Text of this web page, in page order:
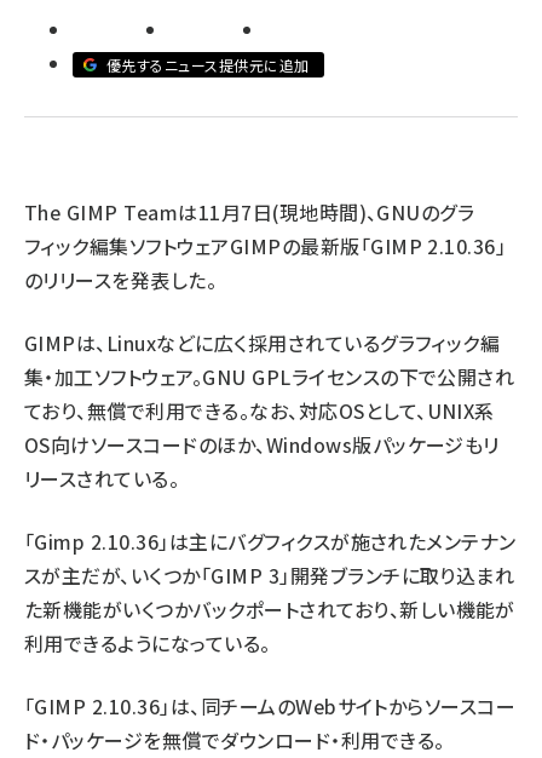
genai (1477)
優先するニュース提供元に追加
The GIMP Teamは11月7日(現地時間)、GNUのグラ
フィック編集ソフトウェアGIMPの最新版「GIMP 2.10.36」
のリリースを発表した。
GIMPは、Linuxなどに広く採用されているグラフィック編
集・加工ソフトウェア。GNU GPLライセンスの下で公開され
ており、無償で利用できる。なお、対応OSとして、UNIX系
OS向けソースコードのほか、Windows版パッケージもリ
リースされている。
「Gimp 2.10.36」は主にバグフィクスが施されたメンテナン
スが主だが、いくつか「GIMP 3」開発ブランチに取り込まれ
た新機能がいくつかバックポートされており、新しい機能が
利用できるようになっている。
「GIMP 2.10.36」は、同チームのWebサイトからソースコー
ド・パッケージを無償でダウンロード・利用できる。